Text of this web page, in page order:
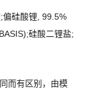
偏硅酸锂, 99.5%
硅酸二锂盐;
而有区别，由模